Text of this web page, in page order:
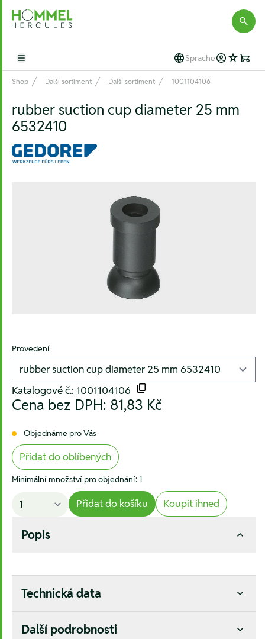
Hommel Hercules
Open main menu Sprache
Shop Další sortiment Další sortiment 1001104106
rubber suction cup diameter 25 mm
6532410
Provedení
Katalogové č.: 1001104106
Cena bez DPH: 81,83 Kč
Objednáme pro Vás
Přidat do oblíbených
Minimální množství pro objednání: 1
Přidat do košíku Koupit ihned
Popis
Technická data
Další podrobnosti